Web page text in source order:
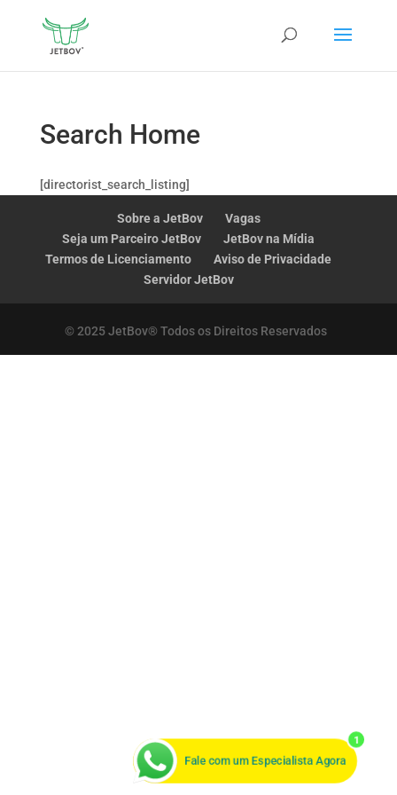
Search Home
[directorist_search_listing]
Sobre a JetBov
Vagas
Seja um Parceiro JetBov
JetBov na Mídia
Termos de Licenciamento
Aviso de Privacidade
Servidor JetBov
© 2025 JetBov® Todos os Direitos Reservados
1
Fale com um Especialista Agora